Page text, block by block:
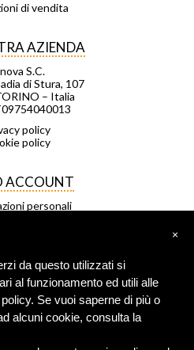
di vendita
AZIENDA
S.C.
di Stura, 107
– Italia
policy
policy
ACCOUNT
personali
di desideri
avvisi
è una rete di
×
da questo utilizzati si
al funzionamento ed utili alle
Se vuoi saperne di più o
alcuni cookie, consulta la